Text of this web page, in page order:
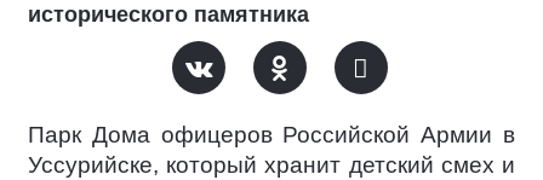
исторического памятника
Парк Дома офицеров Российской Армии в
Уссурийске, который хранит детский смех и